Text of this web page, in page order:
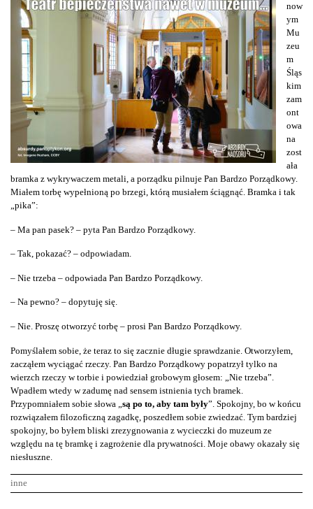
now
ym
Mu
zeu
m
Śląs
kim
zam
ont
owa
na
zost
ała
bramka z wykrywaczem metali, a porządku pilnuje Pan Bardzo Porządkowy.
Miałem torbę wypełnioną po brzegi, którą musiałem ściągnąć. Bramka i tak
„pika”:
– Ma pan pasek? – pyta Pan Bardzo Porządkowy.
– Tak, pokazać? – odpowiadam.
– Nie trzeba – odpowiada Pan Bardzo Porządkowy.
– Na pewno? – dopytuję się.
– Nie. Proszę otworzyć torbę – prosi Pan Bardzo Porządkowy.
Pomyślałem sobie, że teraz to się zacznie długie sprawdzanie. Otworzyłem,
zacząłem wyciągać rzeczy. Pan Bardzo Porządkowy popatrzył tylko na
wierzch rzeczy w torbie i powiedział grobowym głosem: „Nie trzeba”.
Wpadłem wtedy w zadumę nad sensem istnienia tych bramek.
Przypomniałem sobie słowa „ są po to, aby tam były”. Spokojny, bo w końcu
rozwiązałem filozoficzną zagadkę, poszedłem sobie zwiedzać. Tym bardziej
spokojny, bo byłem bliski zrezygnowania z wycieczki do muzeum ze
względu na tę bramkę i zagrożenie dla prywatności. Moje obawy okazały się
niesłuszne.
inne